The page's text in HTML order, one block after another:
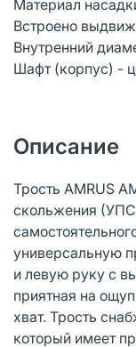
Материал
Встроено
Внутренний
Шафт (корпус) -
Описание
Трость AMRUS
скольжения
универсальную
и левую руку с
приятная на
хват. Трость
который имеет